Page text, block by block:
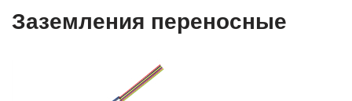
Заземления переносные